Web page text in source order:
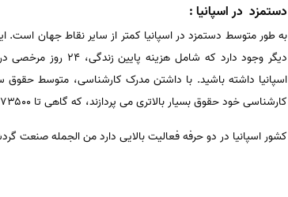
دستمزد در اسپانیا :
به طور متوسط ​​دستمزد در اسپانیا کمتر از سایر نقاط جهان است.
دیگر وجود دارد که شامل هزینه پایین زندگی، ۲۴ روز مرخصی در سال (کارکنان تمام وقت) محیط کار عالی و غیره می شود.
کارشناسی خود حقوق بسیار بالاتری می پردازند، که گاهی تا ۷۳۵۰۰ یورو در سال نیز افزایش می یابد.
کشور اسپانیا در دو حرفه فعالیت بالایی دارد من الجمله صنعت